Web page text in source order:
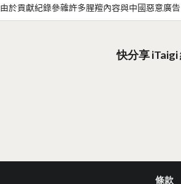
由於貢獻紀錄參雜許多腥羶內容與中國惡意廣
快分享 iTaigi
條款